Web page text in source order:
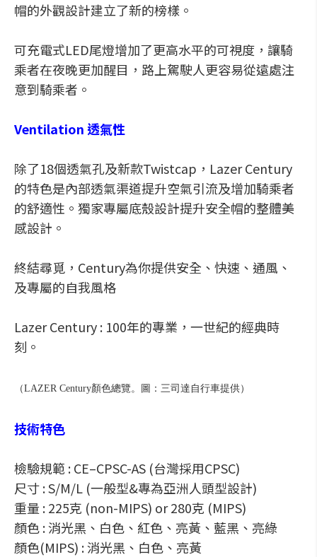
帽的外觀設計建立了新的榜樣。
可充電式LED尾燈增加了更高水平的可視度，讓騎
乘者在夜晚更加醒目，路上駕駛人更容易從遠處注
意到騎乘者。
Ventilation 透氣性
除了18個透氣孔及新款Twistcap，Lazer Century
的特色是內部透氣渠道提升空氣引流及增加騎乘者
的舒適性。獨家專屬底殼設計提升安全帽的整體美
感設計。
終結尋覓，Century為你提供安全、快速、通風、
及專屬的自我風格
Lazer Century : 100年的專業，一世紀的經典時
刻。
（LAZER Century顏色總覽。圖：三司達自行車提供）
技術特色
檢驗規範 : CE–CPSC-AS (台灣採用CPSC)
尺寸 : S/M/L (一般型&專為亞洲人頭型設計)
重量 : 225克 (non-MIPS) or 280克 (MIPS)
顏色 : 消光黑、白色、紅色、亮黃、藍黑、亮綠
顏色(MIPS) : 消光黑、白色、亮黃